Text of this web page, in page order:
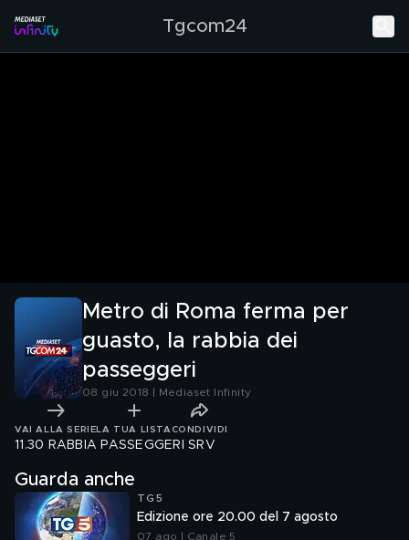
Tgcom24
Metro di Roma ferma per
guasto, la rabbia dei
passeggeri
08 giu 2018 | Mediaset Infinity
VAI ALLA SERIE LA TUA LISTA CONDIVIDI
11.30 RABBIA PASSEGGERI SRV
Guarda anche
TG5
Edizione ore 20.00 del 7 agosto
07 ago | Canale 5